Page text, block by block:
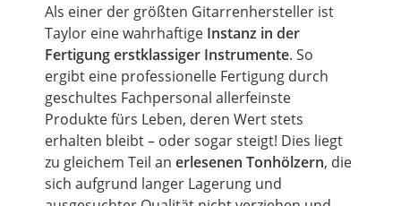
Als einer der größten Gitarrenhersteller ist
Taylor eine wahrhaftige Instanz in der
Fertigung erstklassiger Instrumente. So
ergibt eine professionelle Fertigung durch
geschultes Fachpersonal allerfeinste
Produkte fürs Leben, deren Wert stets
erhalten bleibt – oder sogar steigt! Dies liegt
zu gleichem Teil an erlesenen Tonhölzern, die
sich aufgrund langer Lagerung und